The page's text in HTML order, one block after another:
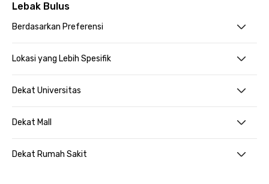
Lebak Bulus
Berdasarkan Preferensi
Lokasi yang Lebih Spesifik
Dekat Universitas
Dekat Mall
Dekat Rumah Sakit